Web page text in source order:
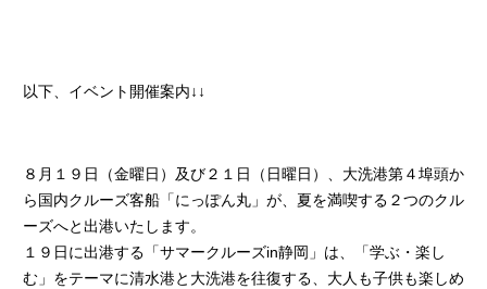
以下、イベント開催案内↓↓
８月１９日（金曜日）及び２１日（日曜日）、大洗港第４埠頭か
ら国内クルーズ客船「にっぽん丸」が、夏を満喫する２つのクル
ーズへと出港いたします。
１９日に出港する「サマークルーズin静岡」は、「学ぶ・楽し
む」をテーマに清水港と大洗港を往復する、大人も子供も楽しめ